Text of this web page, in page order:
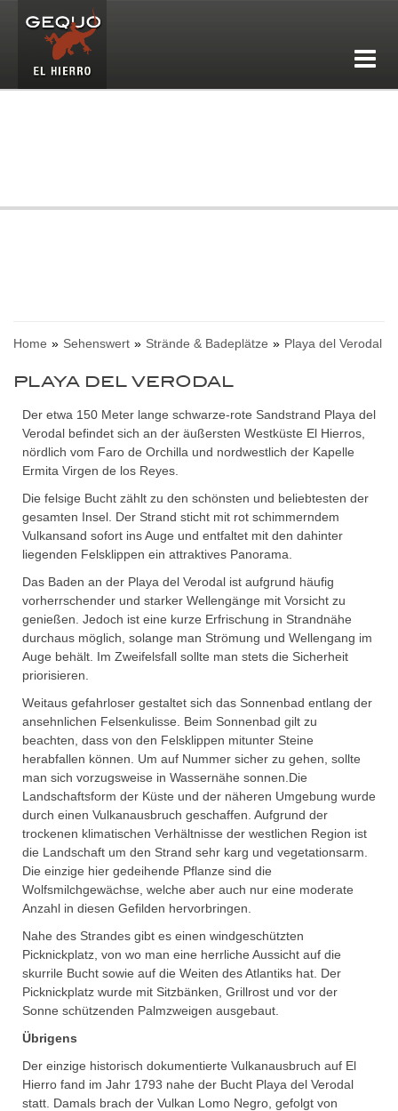
Home Sehenswert Strände & Badeplätze Playa del Verodal
PLAYA DEL VERODAL
Der etwa 150 Meter lange schwarze-rote Sandstrand Playa del
Verodal befindet sich an der äußersten Westküste El Hierros,
nördlich vom Faro de Orchilla und nordwestlich der Kapelle
Ermita Virgen de los Reyes.
Die felsige Bucht zählt zu den schönsten und beliebtesten der
gesamten Insel. Der Strand sticht mit rot schimmerndem
Vulkansand sofort ins Auge und entfaltet mit den dahinter
liegenden Felsklippen ein attraktives Panorama.
Das Baden an der Playa del Verodal ist aufgrund häufig
vorherrschender und starker Wellengänge mit Vorsicht zu
genießen. Jedoch ist eine kurze Erfrischung in Strandnähe
durchaus möglich, solange man Strömung und Wellengang im
Auge behält. Im Zweifelsfall sollte man stets die Sicherheit
priorisieren.
Weitaus gefahrloser gestaltet sich das Sonnenbad entlang der
ansehnlichen Felsenkulisse. Beim Sonnenbad gilt zu
beachten, dass von den Felsklippen mitunter Steine
herabfallen können. Um auf Nummer sicher zu gehen, sollte
man sich vorzugsweise in Wassernähe sonnen.Die
Landschaftsform der Küste und der näheren Umgebung wurde
durch einen Vulkanausbruch geschaffen. Aufgrund der
trockenen klimatischen Verhältnisse der westlichen Region ist
die Landschaft um den Strand sehr karg und vegetationsarm.
Die einzige hier gedeihende Pflanze sind die
Wolfsmilchgewächse, welche aber auch nur eine moderate
Anzahl in diesen Gefilden hervorbringen.
Nahe des Strandes gibt es einen windgeschützten
Picknickplatz, von wo man eine herrliche Aussicht auf die
skurrile Bucht sowie auf die Weiten des Atlantiks hat. Der
Picknickplatz wurde mit Sitzbänken, Grillrost und vor der
Sonne schützenden Palmzweigen ausgebaut.
Übrigens
Der einzige historisch dokumentierte Vulkanausbruch auf El
Hierro fand im Jahr 1793 nahe der Bucht Playa del Verodal
statt. Damals brach der Vulkan Lomo Negro, gefolgt von